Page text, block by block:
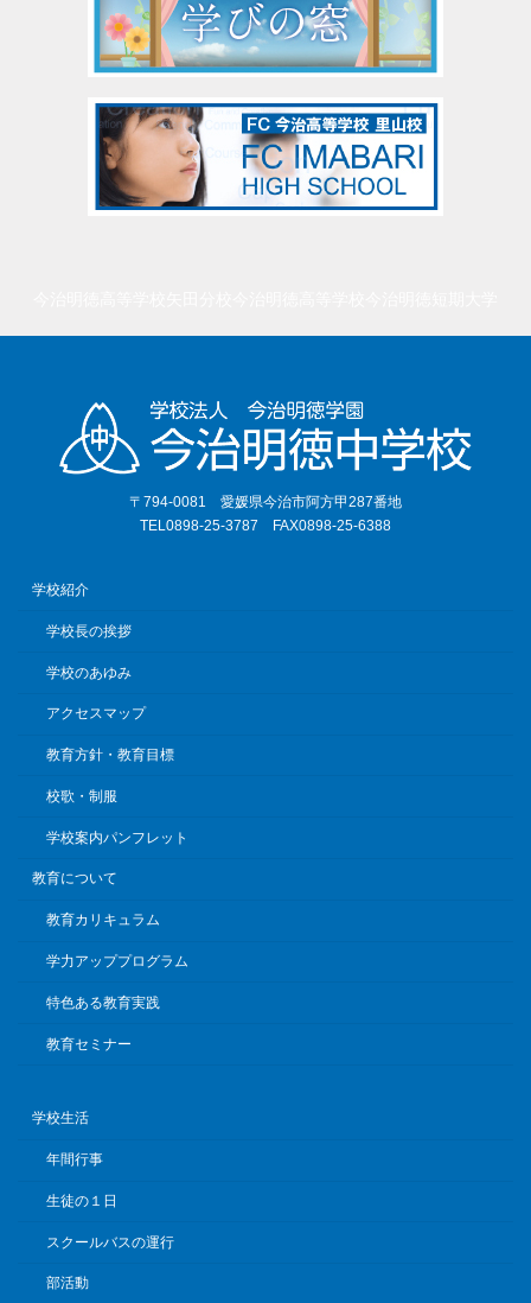
〒794-0081 愛媛県今治市阿方甲287番地
TEL0898-25-3787 FAX0898-25-6388
学校紹介
学校長の挨拶
学校のあゆみ
アクセスマップ
教育方針・教育目標
校歌・制服
学校案内パンフレット
教育について
教育カリキュラム
学力アッププログラム
特色ある教育実践
教育セミナー
学校生活
年間行事
生徒の１日
スクールバスの運行
部活動